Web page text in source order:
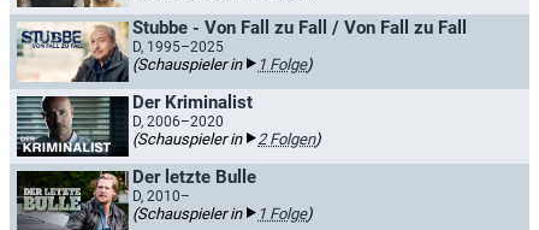
Stubbe - Von Fall zu Fall / Von Fall zu Fall
D, 1995–2025
(Schauspieler in 1 Folge)
Der Kriminalist
D, 2006–2020
(Schauspieler in 2 Folgen)
Der letzte Bulle
D, 2010–
(Schauspieler in 1 Folge)